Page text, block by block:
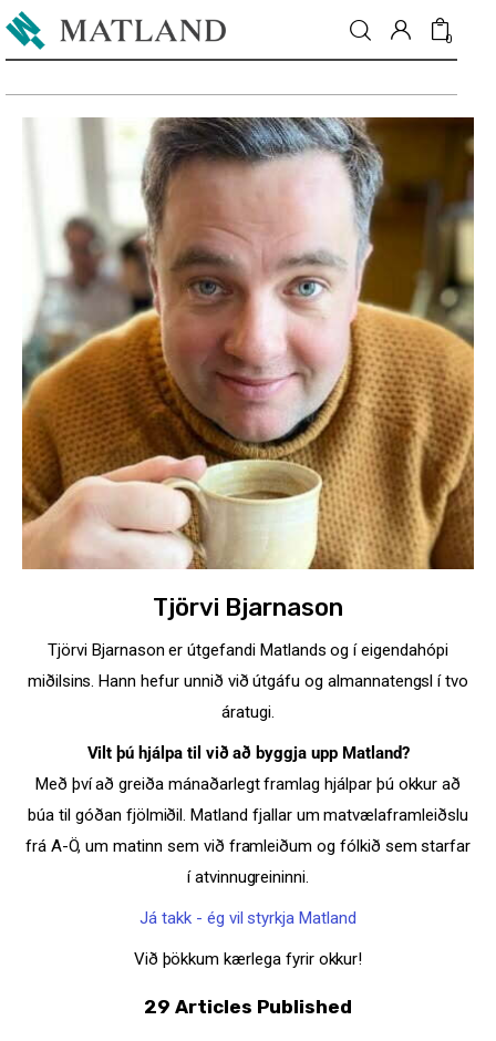
0
Fréttir
Matur & drykkur
Menning
Fólkið
Umhverfi
Skoðun
Matarmarkaður
Styrkja
Hafa samband
Tjörvi Bjarnason
Tjörvi Bjarnason er útgefandi Matlands og í eigendahópi
miðilsins. Hann hefur unnið við útgáfu og almannatengsl í tvo
áratugi.
Vilt þú hjálpa til við að byggja upp Matland?
Með því að greiða mánaðarlegt framlag hjálpar þú okkur að
búa til góðan fjölmiðil. Matland fjallar um matvælaframleiðslu
frá A-Ö, um matinn sem við framleiðum og fólkið sem starfar
í atvinnugreininni.
Já takk - ég vil styrkja Matland
Við þökkum kærlega fyrir okkur!
29 Articles Published